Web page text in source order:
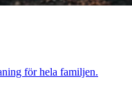
för hela familjen.